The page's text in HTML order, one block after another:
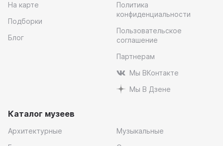
На карте
Подборки
Блог
Политика
конфиденциальности
Пользовательское
соглашение
Партнерам
Мы ВКонтакте
Мы В Дзене
Каталог музеев
Архитектурные
Музыкальные